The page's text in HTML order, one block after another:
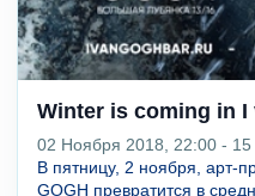
Winter is coming in I
02 Ноября 2018, 22:00 -
В пятницу, 2 ноября, арт-
GOGH превратится в